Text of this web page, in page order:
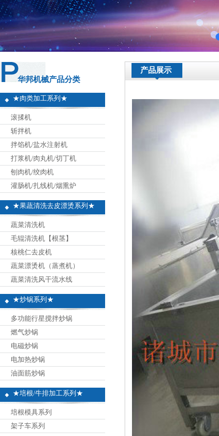
华邦机械产品分类
★肉类加工系列★
滚揉机
斩拌机
拌馅机/盐水注射机
打浆机/肉丸机/切丁机
刨肉机/绞肉机
灌肠机/扎线机/烟熏炉
★果蔬清洗去皮漂烫系列★
蔬菜清洗机
毛辊清洗机【根茎】
核桃仁去皮机
蔬菜漂烫机（蒸煮机）
蔬菜清洗风干流水线
★炒锅系列★
多功能行星搅拌炒锅
燃气炒锅
电磁炒锅
电加热炒锅
油面筋炒锅
★培根/牛排加工系列★
培根模具系列
架子车系列
产品展示